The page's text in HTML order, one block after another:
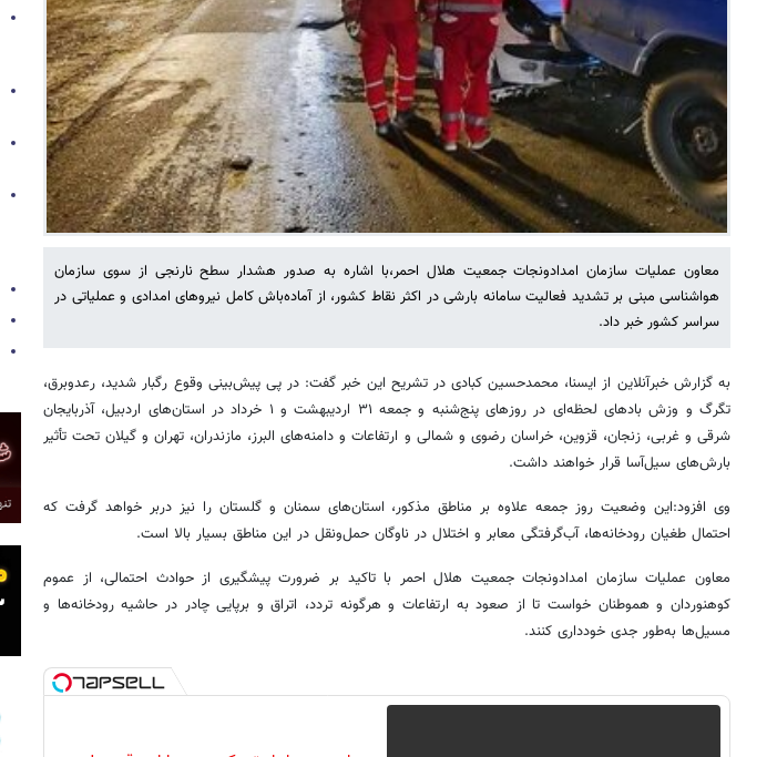
معاون عملیات سازمان امدادونجات جمعیت هلال احمر،با اشاره به صدور هشدار سطح نارنجی از سوی سازمان
هواشناسی مبنی بر تشدید فعالیت سامانه بارشی در اکثر نقاط کشور، از آماده‌باش کامل نیروهای امدادی و عملیاتی در
سراسر کشور خبر داد.
به گزارش خبرآنلاین از ایسنا، محمدحسین کبادی در تشریح این خبر گفت: در پی پیش‌بینی وقوع رگبار شدید، رعدوبرق،
تگرگ و وزش بادهای لحظه‌ای در روزهای پنج‌شنبه و جمعه ۳۱ اردیبهشت و ۱ خرداد در استان‌های اردبیل، آذربایجان
شرقی و غربی، زنجان، قزوین، خراسان رضوی و شمالی و ارتفاعات و دامنه‌های البرز، مازندران، تهران و گیلان تحت تأثیر
بارش‌های سیل‌آسا قرار خواهند داشت.
وی افزود:این وضعیت روز جمعه علاوه بر مناطق مذکور، استان‌های سمنان و گلستان را نیز دربر خواهد گرفت که
احتمال طغیان رودخانه‌ها، آب‌گرفتگی معابر و اختلال در ناوگان حمل‌ونقل در این مناطق بسیار بالا است.
معاون عملیات سازمان امدادونجات جمعیت هلال احمر با تاکید بر ضرورت پیشگیری از حوادث احتمالی، از عموم
کوهنوردان و هموطنان خواست تا از صعود به ارتفاعات و هرگونه تردد، اتراق و برپایی چادر در حاشیه رودخانه‌ها و
مسیل‌ها به‌طور جدی خودداری کنند.